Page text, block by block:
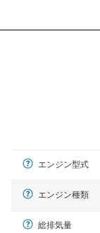
エンジン型式
エンジン種類
総排気量